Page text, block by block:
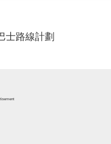
士路線計劃